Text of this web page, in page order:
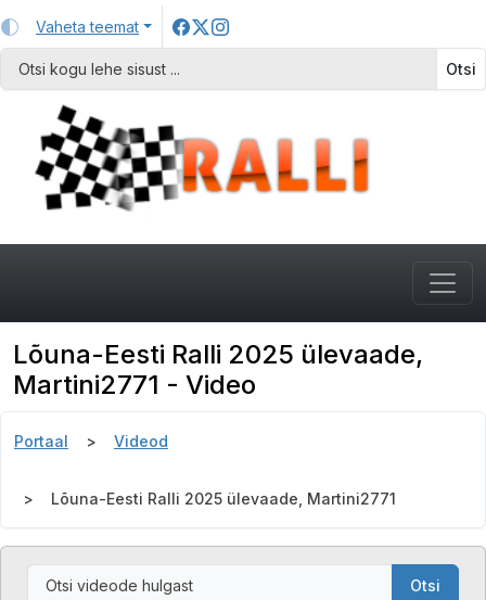
Vaheta teemat
Otsi
Lõuna-Eesti Ralli 2025 ülevaade,
Martini2771 - Video
Portaal Videod
Lõuna-Eesti Ralli 2025 ülevaade, Martini2771
Otsi